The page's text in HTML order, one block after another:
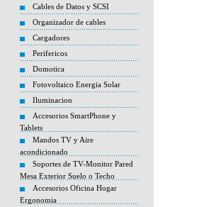
Cables de Datos y SCSI
Organizador de cables
Cargadores
Perifericos
Domotica
Fotovoltaico Energia Solar
Iluminacion
Accesorios SmartPhone y
Tablets
Mandos TV y Aire
acondicionado
Soportes de TV-Monitor Pared
Mesa Exterior Suelo o Techo
Accesorios Oficina Hogar
Ergonomia